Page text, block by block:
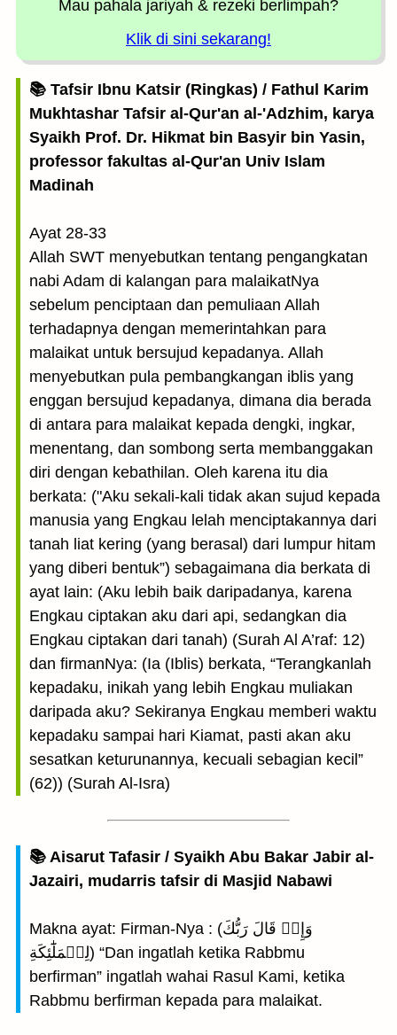
Mau pahala jariyah & rezeki berlimpah?
Klik di sini sekarang!
📚 Tafsir Ibnu Katsir (Ringkas) / Fathul Karim
Mukhtashar Tafsir al-Qur'an al-'Adzhim, karya
Syaikh Prof. Dr. Hikmat bin Basyir bin Yasin,
professor fakultas al-Qur'an Univ Islam
Madinah
Ayat 28-33
Allah SWT menyebutkan tentang pengangkatan
nabi Adam di kalangan para malaikatNya
sebelum penciptaan dan pemuliaan Allah
terhadapnya dengan memerintahkan para
malaikat untuk bersujud kepadanya. Allah
menyebutkan pula pembangkangan iblis yang
enggan bersujud kepadanya, dimana dia berada
di antara para malaikat kepada dengki, ingkar,
menentang, dan sombong serta membanggakan
diri dengan kebathilan. Oleh karena itu dia
berkata: ("Aku sekali-kali tidak akan sujud kepada
manusia yang Engkau lelah menciptakannya dari
tanah liat kering (yang berasal) dari lumpur hitam
yang diberi bentuk”) sebagaimana dia berkata di
ayat lain: (Aku lebih baik daripadanya, karena
Engkau ciptakan aku dari api, sedangkan dia
Engkau ciptakan dari tanah) (Surah Al A’raf: 12)
dan firmanNya: (Ia (Iblis) berkata, “Terangkanlah
kepadaku, inikah yang lebih Engkau muliakan
daripada aku? Sekiranya Engkau memberi waktu
kepadaku sampai hari Kiamat, pasti akan aku
sesatkan keturunannya, kecuali sebagian kecil”
(62)) (Surah Al-Isra)
📚 Aisarut Tafasir / Syaikh Abu Bakar Jabir al-
Jazairi, mudarris tafsir di Masjid Nabawi
Makna ayat: Firman-Nya : (وَإِذۡ قَالَ رَبُّكَ
لِلۡمَلَٰٓئِكَةِ) “Dan ingatlah ketika Rabbmu
berfirman” ingatlah wahai Rasul Kami, ketika
Rabbmu berfirman kepada para malaikat.